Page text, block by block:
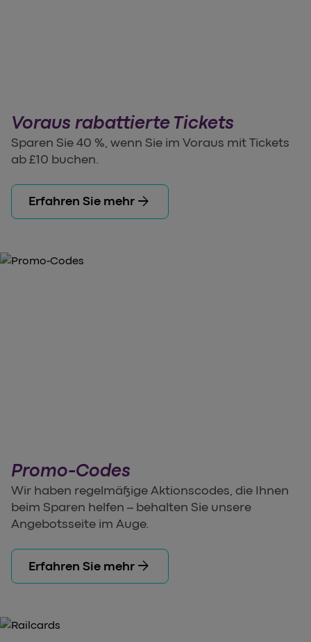
Voraus rabattierte Tickets
Sparen Sie 40 %, wenn Sie im Voraus mit Tickets
ab £10 buchen.
Erfahren Sie mehr arrow_forward
Promo-Codes
Wir haben regelmäßige Aktionscodes, die Ihnen
beim Sparen helfen – behalten Sie unsere
Angebotsseite im Auge.
Erfahren Sie mehr arrow_forward